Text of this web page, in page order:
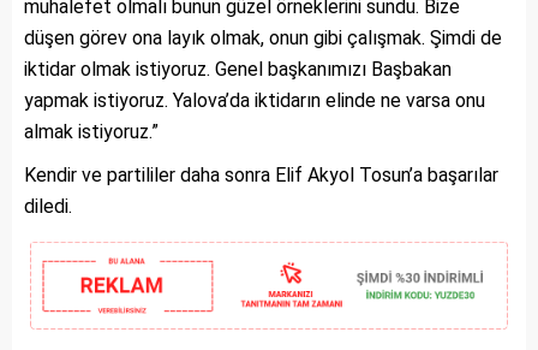
muhalefet olmalı bunun güzel örneklerini sundu. Bize
düşen görev ona layık olmak, onun gibi çalışmak. Şimdi de
iktidar olmak istiyoruz. Genel başkanımızı Başbakan
yapmak istiyoruz. Yalova’da iktidarın elinde ne varsa onu
almak istiyoruz.”
Kendir ve partililer daha sonra Elif Akyol Tosun’a başarılar
diledi.